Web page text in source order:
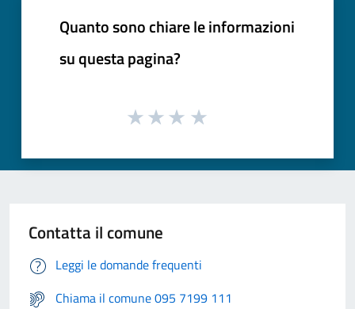
Quanto sono chiare le informazioni
su questa pagina?
Contatta il comune
Leggi le domande frequenti
Chiama il comune 095 7199 111